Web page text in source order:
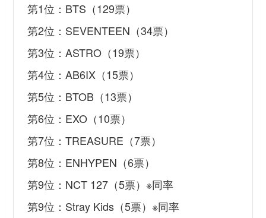
第1位：BTS（129票）
第2位：SEVENTEEN（34票）
第3位：ASTRO（19票）
第4位：AB6IX（15票）
第5位：BTOB（13票）
第6位：EXO（10票）
第7位：TREASURE（7票）
第8位：ENHYPEN（6票）
第9位：NCT 127（5票）※同率
第9位：Stray Kids（5票）※同率